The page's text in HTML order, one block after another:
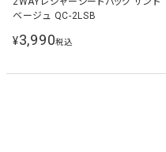
ベージュ QC-2LSB
¥3,990税込